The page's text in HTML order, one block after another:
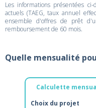
Les informations présentées
actuels (TAEG, taux annuel
ensemble d'offres de prêt
remboursement de 60 mois.
Quelle mensualité
Calculette
Choix du projet